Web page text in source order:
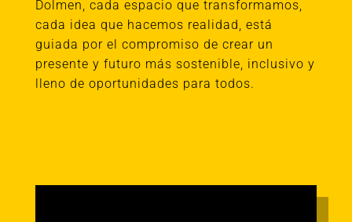
Dolmen, cada espacio que transformamos,
cada idea que hacemos realidad, está
guiada por el compromiso de crear un
presente y futuro más sostenible, inclusivo y
lleno de oportunidades para todos.